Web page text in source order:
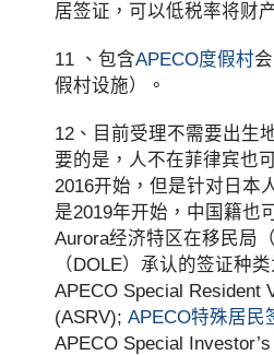
居签证，可以低税率将财
11 、包含APECO度假村
假村设施）。
12、目前受理不需要出生
要的是，人不在菲律宾也
2016开始，但是针对日本
是2019年开始，中国籍也
Aurora经济特区在移民局
（DOLE）承认的签证种
APECO Special Resident
(ASRV);APECO特殊居民
APECO Special